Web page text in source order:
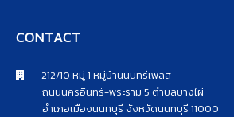
CONTACT
212/10 หมู่ 1 หมู่บ้านนนทรีเพลส
ถนนนครอินทร์-พระราม 5 ตำบลบางไผ่
อำเภอเมืองนนทบุรี จังหวัดนนทบุรี 11000